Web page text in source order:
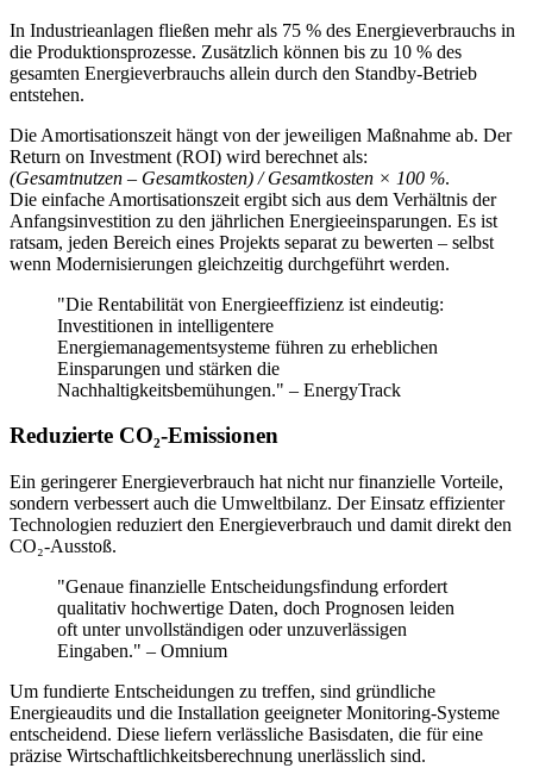
In Industrieanlagen fließen mehr als 75 % des Energieverbrauchs in
die Produktionsprozesse. Zusätzlich können bis zu 10 % des
gesamten Energieverbrauchs allein durch den Standby-Betrieb
entstehen.
Die Amortisationszeit hängt von der jeweiligen Maßnahme ab. Der
Return on Investment (ROI) wird berechnet als:
(Gesamtnutzen – Gesamtkosten) / Gesamtkosten × 100 %.
Die einfache Amortisationszeit ergibt sich aus dem Verhältnis der
Anfangsinvestition zu den jährlichen Energieeinsparungen. Es ist
ratsam, jeden Bereich eines Projekts separat zu bewerten – selbst
wenn Modernisierungen gleichzeitig durchgeführt werden.
"Die Rentabilität von Energieeffizienz ist eindeutig:
Investitionen in intelligentere
Energiemanagementsysteme führen zu erheblichen
Einsparungen und stärken die
Nachhaltigkeitsbemühungen." – EnergyTrack
Reduzierte CO₂-Emissionen
Ein geringerer Energieverbrauch hat nicht nur finanzielle Vorteile,
sondern verbessert auch die Umweltbilanz. Der Einsatz effizienter
Technologien reduziert den Energieverbrauch und damit direkt den
CO₂-Ausstoß.
"Genaue finanzielle Entscheidungsfindung erfordert
qualitativ hochwertige Daten, doch Prognosen leiden
oft unter unvollständigen oder unzuverlässigen
Eingaben." – Omnium
Um fundierte Entscheidungen zu treffen, sind gründliche
Energieaudits und die Installation geeigneter Monitoring-Systeme
entscheidend. Diese liefern verlässliche Basisdaten, die für eine
präzise Wirtschaftlichkeitsberechnung unerlässlich sind.